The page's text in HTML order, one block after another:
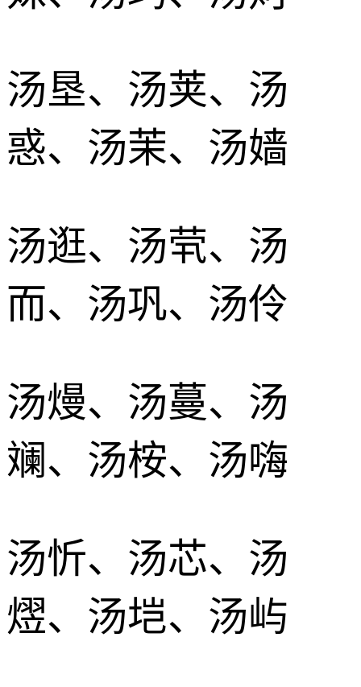
汤垦、汤荚、汤
惑、汤茉、汤嫱
汤逛、汤茕、汤
而、汤巩、汤伶
汤熳、汤蔓、汤
斓、汤桉、汤嗨
汤忻、汤芯、汤
熤、汤垲、汤屿